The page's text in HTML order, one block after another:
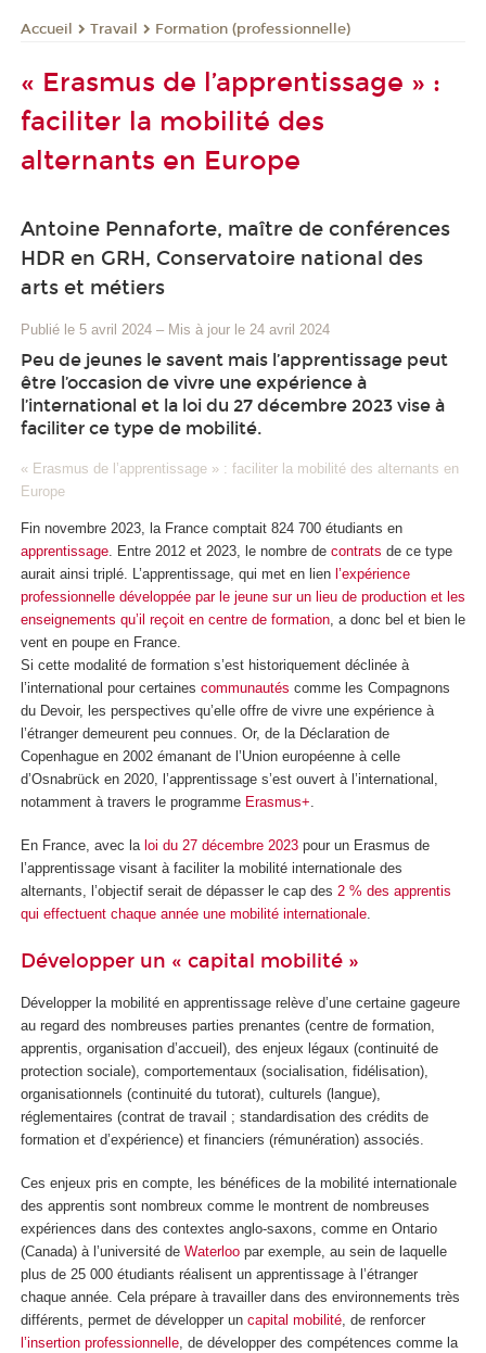
Accueil Travail Formation (professionnelle)
« Erasmus de l’apprentissage » :
faciliter la mobilité des
alternants en Europe
Antoine Pennaforte, maître de conférences
HDR en GRH, Conservatoire national des
arts et métiers
Publié le 5 avril 2024 – Mis à jour le 24 avril 2024
Peu de jeunes le savent mais l’apprentissage peut
être l’occasion de vivre une expérience à
l’international et la loi du 27 décembre 2023 vise à
faciliter ce type de mobilité.
« Erasmus de l’apprentissage » : faciliter la mobilité des alternants en
Europe
Fin novembre 2023, la France comptait 824 700 étudiants en
apprentissage . Entre 2012 et 2023, le nombre de contrats de ce type
aurait ainsi triplé. L’apprentissage, qui met en lien l’expérience
professionnelle développée par le jeune sur un lieu de production et les
enseignements qu’il reçoit en centre de formation , a donc bel et bien le
vent en poupe en France.
Si cette modalité de formation s’est historiquement déclinée à
l’international pour certaines communautés comme les Compagnons
du Devoir, les perspectives qu’elle offre de vivre une expérience à
l’étranger demeurent peu connues. Or, de la Déclaration de
Copenhague en 2002 émanant de l’Union européenne à celle
d’Osnabrück en 2020, l’apprentissage s’est ouvert à l’international,
notamment à travers le programme Erasmus+
En France, avec la loi du 27 décembre 2023 pour un Erasmus de
l’apprentissage visant à faciliter la mobilité internationale des
alternants, l’objectif serait de dépasser le cap des 2 % des apprentis
qui effectuent chaque année une mobilité internationale.
Développer un « capital mobilité »
Développer la mobilité en apprentissage relève d’une certaine gageure
au regard des nombreuses parties prenantes (centre de formation,
apprentis, organisation d’accueil), des enjeux légaux (continuité de
protection sociale), comportementaux (socialisation, fidélisation),
organisationnels (continuité du tutorat), culturels (langue),
réglementaires (contrat de travail ; standardisation des crédits de
formation et d’expérience) et financiers (rémunération) associés.
Ces enjeux pris en compte, les bénéfices de la mobilité internationale
des apprentis sont nombreux comme le montrent de nombreuses
expériences dans des contextes anglo-saxons, comme en Ontario
(Canada) à l’université de Waterloo par exemple, au sein de laquelle
plus de 25 000 étudiants réalisent un apprentissage à l’étranger
chaque année. Cela prépare à travailler dans des environnements très
différents, permet de développer un capital mobilité, de renforcer
l’insertion professionnelle, de développer des compétences comme la